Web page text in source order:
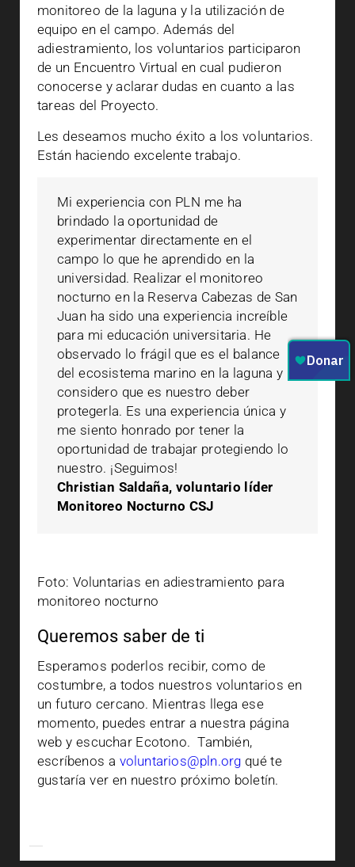
monitoreo de la laguna y la utilización de
equipo en el campo. Además del
adiestramiento, los voluntarios participaron
de un Encuentro Virtual en cual pudieron
conocerse y aclarar dudas en cuanto a las
tareas del Proyecto.
Les deseamos mucho éxito a los voluntarios.
Están haciendo excelente trabajo.
Mi experiencia con PLN me ha
brindado la oportunidad de
experimentar directamente en el
campo lo que he aprendido en la
universidad. Realizar el monitoreo
nocturno en la Reserva Cabezas de San
Juan ha sido una experiencia increíble
para mi educación universitaria. He
observado lo frágil que es el balance
del ecosistema marino en la laguna y
considero que es nuestro deber
protegerla. Es una experiencia única y
me siento honrado por tener la
oportunidad de trabajar protegiendo lo
nuestro. ¡Seguimos!
Christian Saldaña, voluntario líder
Monitoreo Nocturno CSJ
Foto: Voluntarias en adiestramiento para
monitoreo nocturno
Queremos saber de ti
Esperamos poderlos recibir, como de
costumbre, a todos nuestros voluntarios en
un futuro cercano. Mientras llega ese
momento, puedes entrar a nuestra página
web y escuchar Ecotono. También,
escríbenos a voluntarios@pln.org qué te
gustaría ver en nuestro próximo boletín.